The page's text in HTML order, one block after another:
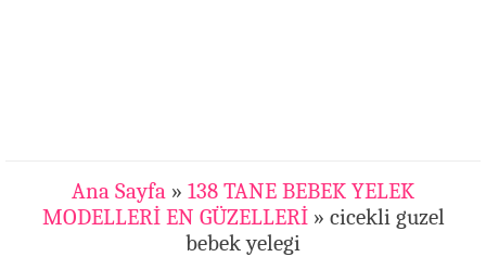
Ana Sayfa » 138 TANE BEBEK YELEK
MODELLERİ EN GÜZELLERİ» cicekli guzel
bebek yelegi